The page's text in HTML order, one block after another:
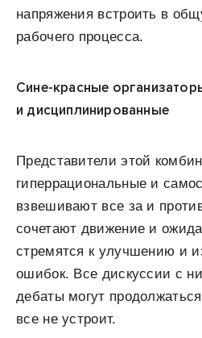
напряжения встроить в
рабочего процесса.
Сине-красные
и дисциплинированные
Представители этой
гиперрациональные и
взвешивают все за и
сочетают движение и
стремятся к улучшению и
ошибок. Все дискуссии с
дебаты могут
все не устроит.